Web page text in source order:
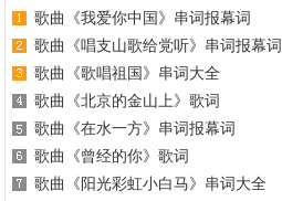
歌曲《我爱你中国》串词报幕词
歌曲《唱支山歌给党听》串词报幕词
歌曲《歌唱祖国》串词大全
歌曲《北京的金山上》歌词
歌曲《在水一方》串词报幕词
歌曲《曾经的你》歌词
歌曲《阳光彩虹小白马》串词大全